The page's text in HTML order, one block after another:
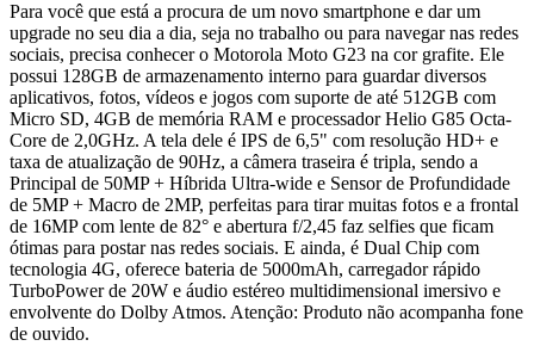
Para você que está a procura de um novo smartphone e dar um
upgrade no seu dia a dia, seja no trabalho ou para navegar nas redes
sociais, precisa conhecer o Motorola Moto G23 na cor grafite. Ele
possui 128GB de armazenamento interno para guardar diversos
aplicativos, fotos, vídeos e jogos com suporte de até 512GB com
Micro SD, 4GB de memória RAM e processador Helio G85 Octa-
Core de 2,0GHz. A tela dele é IPS de 6,5" com resolução HD+ e
taxa de atualização de 90Hz, a câmera traseira é tripla, sendo a
Principal de 50MP + Híbrida Ultra-wide e Sensor de Profundidade
de 5MP + Macro de 2MP, perfeitas para tirar muitas fotos e a frontal
de 16MP com lente de 82° e abertura f/2,45 faz selfies que ficam
ótimas para postar nas redes sociais. E ainda, é Dual Chip com
tecnologia 4G, oferece bateria de 5000mAh, carregador rápido
TurboPower de 20W e áudio estéreo multidimensional imersivo e
envolvente do Dolby Atmos. Atenção: Produto não acompanha fone
de ouvido.